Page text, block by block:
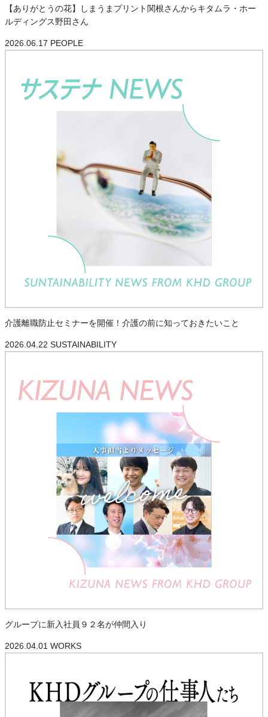
【ありがとうの花】しまうまプリント関根さんからキタムラ・ホー
ルディングス野田さん
2026.06.17 PEOPLE
介護離職防止セミナーを開催！介護の前に知っておきたいこと
2026.04.22 SUSTAINABILITY
グループに新入社員９２名が仲間入り
2026.04.01 WORKS